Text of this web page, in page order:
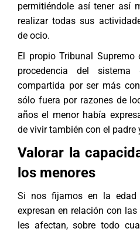
permitiéndole así tener así
realizar todas sus
de ocio.
El propio Tribunal
procedencia del
compartida por ser más
sólo fuera por razones de
años el menor había
de vivir también con el padre
Valorar la
los menores
Si nos fijamos en la edad
expresan en relación con
les afectan, sobre todo